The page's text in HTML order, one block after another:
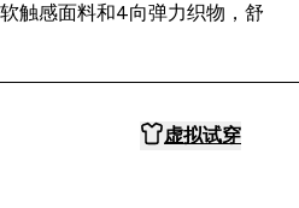
触感面料和4向弹力织物，舒
虚拟试穿